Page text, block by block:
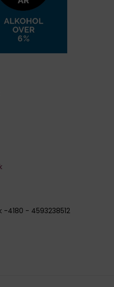
-4180 - 4593238512